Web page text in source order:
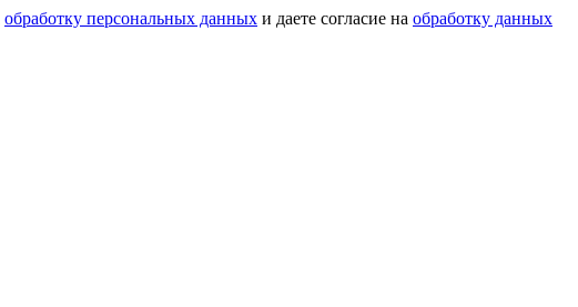
обработку персональных данных и даете согласие на обработку данных